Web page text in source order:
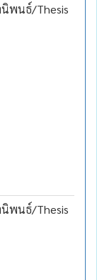
พนธ์/Thesis
พนธ์/Thesis